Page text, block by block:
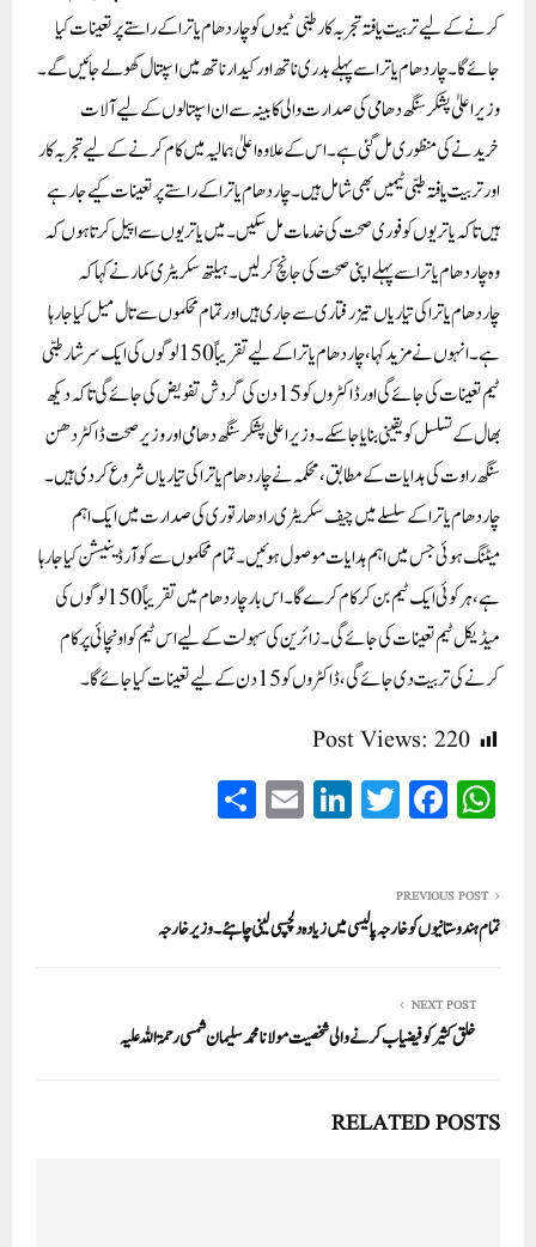
کرنے کے لیے تربیت یافتہ تجربہ کار طبی ٹیموں کو چاردھام یاترا کے راستے پر تعینات کیا
جائے گا۔ چاردھام یاترا سے پہلے بدری ناتھ اور کیدارناتھ میں اسپتال کھولے جائیں گے۔
وزیر اعلیٰ پشکر سنگھ دھامی کی صدارت والی کابینہ سے ان اسپتالوں کے لیے آلات
خریدنے کی منظوری مل گئی ہے۔ اس کے علاوہ اعلیٰ ہمالیہ میں کام کرنے کے لیے تجربہ کار
اور تربیت یافتہ طبی ٹیمیں بھی شامل ہیں۔ چاردھام یاترا کے راستے پر تعینات کیے جا رہے
ہیں تاکہ یاتریوں کو فوری صحت کی خدمات مل سکیں۔ میں یاتریوں سے اپیل کرتا ہوں کہ
وہ چاردھام یاترا سے پہلے اپنی صحت کی جانچ کر لیں۔ ہیلتھ سکریٹری کمار نے کہا کہ
چاردھام یاترا کی تیاریاں تیز رفتاری سے جاری ہیں اور تمام محکموں سے تال میل کیا جا رہا
ہے۔ انہوں نے مزید کہا، چاردھام یاترا کے لیے تقریباً 150 لوگوں کی ایک سرشار طبی
ٹیم تعینات کی جائے گی اور ڈاکٹروں کو 15 دن کی گردش تفویض کی جائے گی تاکہ دیکھ
بھال کے تسلسل کو یقینی بنایا جا سکے۔وزیر اعلی پشکر سنگھ دھامی اور وزیر صحت ڈاکٹر دھن
سنگھ راوت کی ہدایات کے مطابق، محکمہ نے چاردھام یاترا کی تیاریاں شروع کر دی ہیں۔
چاردھام یاترا کے سلسلے میں چیف سکریٹری رادھا رتوری کی صدارت میں ایک اہم
میٹنگ ہوئی جس میں اہم ہدایات موصول ہوئیں۔تمام محکموں سے کوآرڈینیشن کیا جا رہا
ہے، ہر کوئی ایک ٹیم بن کر کام کرے گا۔اس بار چاردھام میں تقریباً 150 لوگوں کی
میڈیکل ٹیم تعینات کی جائے گی۔ زائرین کی سہولت کے لیے اس ٹیم کو اونچائی پر کام
کرنے کی تربیت دی جائے گی، ڈاکٹروں کو 15 دن کے لیے تعینات کیا جائے گا۔
Post Views: 220
W
ha
A
pp
Fa
ce
ok
T
wi
r
Li
nk
In
E
m
PREVIOUS POST
تمام ہندوستانیوں کو خارجہ پالیسی میں زیادہ دلچسپی لینی چاہئے۔ وزیر خارجہ
NEXT POST
خلق کثیر کو فیضیاب کرنے والی شخصیت مولانا محمد سلیمان شمسی رحمۃ اللہ علیہ
RELATED POSTS